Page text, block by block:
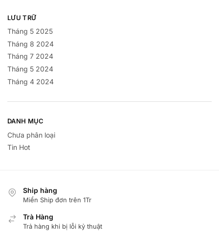
LƯU TRỮ
Tháng 5 2025
Tháng 8 2024
Tháng 7 2024
Tháng 5 2024
Tháng 4 2024
DANH MỤC
Chưa phân loại
Tin Hot
Ship hàng
Miển Ship đơn trên 1Tr
Trà Hàng
Trả hàng khi bị lỗi kỷ thuật